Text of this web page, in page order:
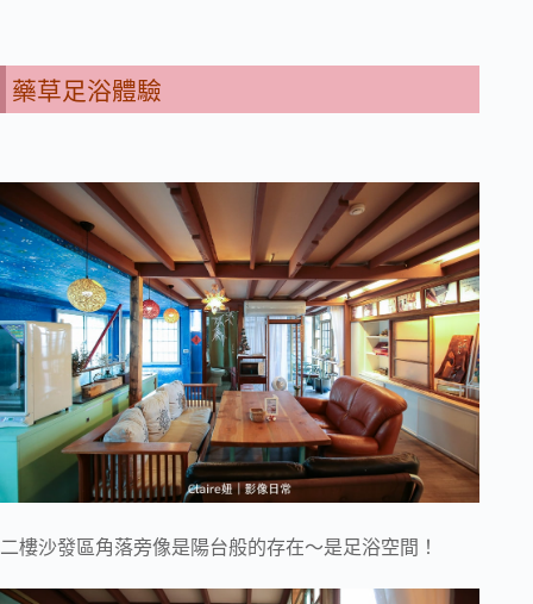
藥草足浴體驗
二樓沙發區角落旁像是陽台般的存在～是足浴空間！